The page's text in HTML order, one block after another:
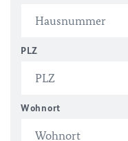
PLZ
Wohnort